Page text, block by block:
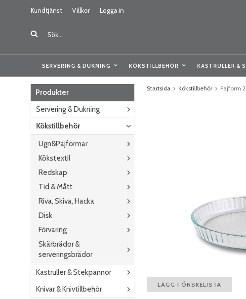
Kundtjänst Villkor Logga in
SERVERING & DUKNING KÖKSTILLBEHÖR KASTRULLER &
Produkter
Servering & Dukning
Kökstillbehör
Ugn&Pajformar
Kökstextil
Redskap
Tid & Mått
Riva, Skiva, Hacka
Disk
Förvaring
Skärbrädor &
serveringsbrädor
Kastruller & Stekpannor
Knivar & Knivtillbehör
Startsida Kökstillbehör Pajform
LÄGG I ÖNSKELISTA